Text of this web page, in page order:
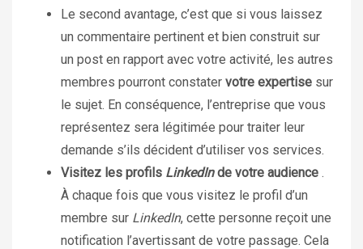
Le second avantage, c’est que si vous laissez
un commentaire pertinent et bien construit sur
un post en rapport avec votre activité, les autres
membres pourront constater votre expertise sur
le sujet. En conséquence, l’entreprise que vous
représentez sera légitimée pour traiter leur
demande s’ils décident d’utiliser vos services.
Visitez les profils LinkedInde votre audience .
À chaque fois que vous visitez le profil d’un
membre sur LinkedIn, cette personne reçoit une
notification l’avertissant de votre passage. Cela